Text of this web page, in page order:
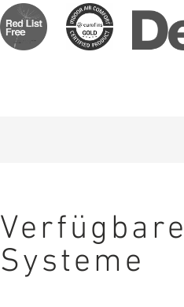
Verfügbare
Systeme